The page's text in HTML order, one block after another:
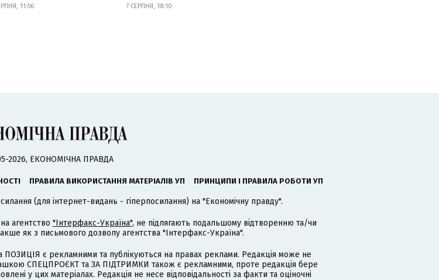
11:56 7 СЕРПНЯ, 18:10
2026, ЕКОНОМІЧНА ПРАВДА
ПРАВИЛА ВИКОРИСТАННЯ МАТЕРІАЛІВ УП ПРИНЦИПИ І ПРАВИЛА РОБОТИ УП
(для інтернет-видань - гіперпосилання) на "Економічну правду".
агентство "Інтерфакс-Україна", не підлягають подальшому відтворенню та/чи
як з письмового дозволу агентства "Інтерфакс-Україна".
є рекламними та публікуються на правах реклами. Редакція може не
СПЕЦПРОЄКТ та ЗА ПІДТРИМКИ також є рекламними, проте редакція бере
у цих матеріалах. Редакція не несе відповідальності за факти та оціночні